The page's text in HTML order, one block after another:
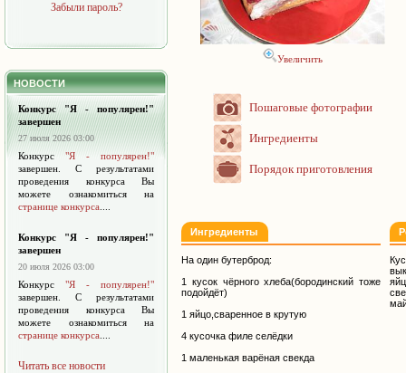
Забыли пароль?
НОВОСТИ
Конкурс "Я - популярен!"
завершен
27 июля 2026 03:00
Конкурс "Я - популярен!"
завершен. С результатами
проведения конкурса Вы
можете ознакомиться на
странице конкурса
Конкурс "Я - популярен!"
завершен
20 июля 2026 03:00
Конкурс "Я - популярен!"
завершен. С результатами
проведения конкурса Вы
можете ознакомиться на
странице конкурса
Читать все новости
Увеличить
Пошаговые фотографии
Ингредиенты
Порядок приготовления
Ингредиенты
На один бутерброд:
1 кусок чёрного хлеба(бородинский тоже
подойдёт)
1 яйцо,сваренное в крутую
4 кусочка филе селёдки
1 маленькая варёная свекда